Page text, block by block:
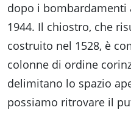
dopo i bombardamenti
1944. Il chiostro, che
costruito nel 1528, è
colonne di ordine
delimitano lo spazio
possiamo ritrovare il